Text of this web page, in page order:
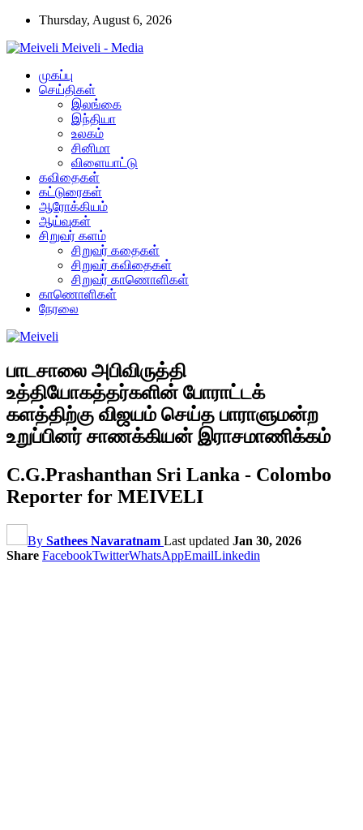
Thursday, August 6, 2026
Meiveli - Media
முகப்பு
செய்திகள்
இலங்கை
இந்தியா
உலகம்
சினிமா
விளையாட்டு
கவிதைகள்
கட்டுரைகள்
ஆரோக்கியம்
ஆய்வுகள்
சிறுவர் களம்
சிறுவர் கதைகள்
சிறுவர் கவிதைகள்
சிறுவர் காணொளிகள்
காணொளிகள்
நேரலை
பாடசாலை அபிவிருத்தி
உத்தியோகத்தர்களின் போராட்டக்
களத்திற்கு விஜயம் செய்த பாராளுமன்ற
உறுப்பினர் சாணக்கியன் இராசமாணிக்கம்
C.G.Prashanthan Sri Lanka - Colombo
Reporter for MEIVELI
By Sathees Navaratnam Last updated Jan 30, 2026
Share FacebookTwitterWhatsAppEmailLinkedin